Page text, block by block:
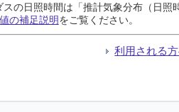
の日照時間は「推計気象分布（日
の補足説明をご覧ください。
利用される